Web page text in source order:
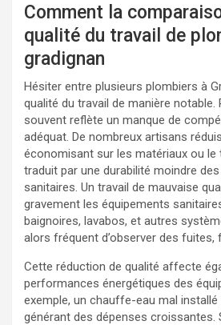
Comment la
qualité du travail de
gradignan
Hésiter entre plusieurs plombiers à
qualité du travail de manière notable.
souvent reflète un manque de
adéquat. De nombreux artisans
économisant sur les matériaux ou le
traduit par une durabilité moindre
sanitaires. Un travail de mauvaise
gravement les équipements
baignoires, lavabos, et autres
alors fréquent d’observer des fuites,
Cette réduction de qualité affecte
performances énergétiques des
exemple, un chauffe-eau mal
générant des dépenses croissantes.